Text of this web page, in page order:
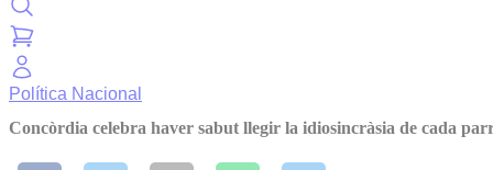
Política Nacional
Concòrdia celebra haver sabut llegir la idiosincràsia de cada